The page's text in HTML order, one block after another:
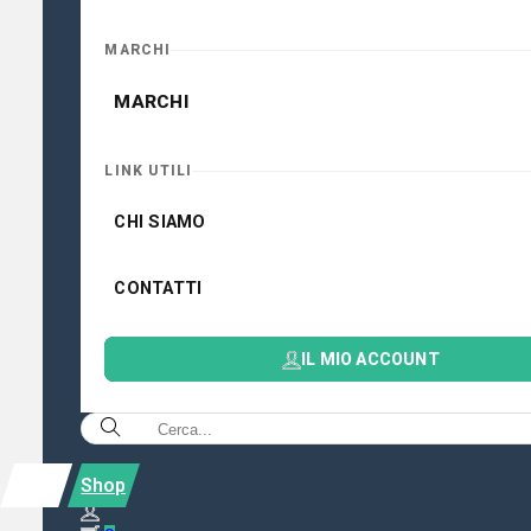
MARCHI
MARCHI
LINK UTILI
CHI SIAMO
CONTATTI
IL MIO ACCOUNT
Shop